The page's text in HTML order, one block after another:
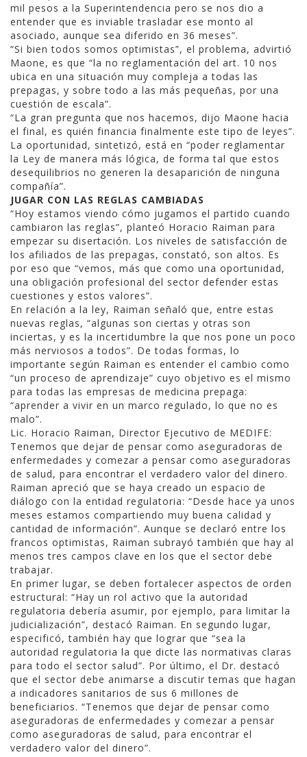
mil pesos a la Superintendencia pero se nos dio a
entender que es inviable trasladar ese monto al
asociado, aunque sea diferido en 36 meses”.
“Si bien todos somos optimistas”, el problema, advirtió
Maone, es que “la no reglamentación del art. 10 nos
ubica en una situación muy compleja a todas las
prepagas, y sobre todo a las más pequeñas, por una
cuestión de escala”.
“La gran pregunta que nos hacemos, dijo Maone hacia
el final, es quién financia finalmente este tipo de leyes”.
La oportunidad, sintetizó, está en “poder reglamentar
la Ley de manera más lógica, de forma tal que estos
desequilibrios no generen la desaparición de ninguna
compañía”.
JUGAR CON LAS REGLAS CAMBIADAS
“Hoy estamos viendo cómo jugamos el partido cuando
cambiaron las reglas”, planteó Horacio Raiman para
empezar su disertación. Los niveles de satisfacción de
los afiliados de las prepagas, constató, son altos. Es
por eso que “vemos, más que como una oportunidad,
una obligación profesional del sector defender estas
cuestiones y estos valores”.
En relación a la ley, Raiman señaló que, entre estas
nuevas reglas, “algunas son ciertas y otras son
inciertas, y es la incertidumbre la que nos pone un poco
más nerviosos a todos”. De todas formas, lo
importante según Raiman es entender el cambio como
“un proceso de aprendizaje” cuyo objetivo es el mismo
para todas las empresas de medicina prepaga:
“aprender a vivir en un marco regulado, lo que no es
malo”.
Lic. Horacio Raiman, Director Ejecutivo de MEDIFE:
Tenemos que dejar de pensar como aseguradoras de
enfermedades y comezar a pensar como aseguradoras
de salud, para encontrar el verdadero valor del dinero.
Raiman apreció que se haya creado un espacio de
diálogo con la entidad regulatoria: “Desde hace ya unos
meses estamos compartiendo muy buena calidad y
cantidad de información”. Aunque se declaró entre los
francos optimistas, Raiman subrayó también que hay al
menos tres campos clave en los que el sector debe
trabajar.
En primer lugar, se deben fortalecer aspectos de orden
estructural: “Hay un rol activo que la autoridad
regulatoria debería asumir, por ejemplo, para limitar la
judicialización”, destacó Raiman. En segundo lugar,
especificó, también hay que lograr que “sea la
autoridad regulatoria la que dicte las normativas claras
para todo el sector salud”. Por último, el Dr. destacó
que el sector debe animarse a discutir temas que hagan
a indicadores sanitarios de sus 6 millones de
beneficiarios. “Tenemos que dejar de pensar como
aseguradoras de enfermedades y comezar a pensar
como aseguradoras de salud, para encontrar el
verdadero valor del dinero”.